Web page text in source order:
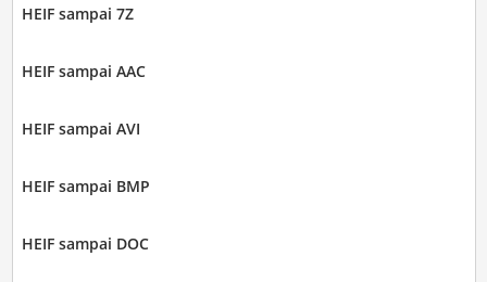
HEIF sampai 7Z
HEIF sampai AAC
HEIF sampai AVI
HEIF sampai BMP
HEIF sampai DOC